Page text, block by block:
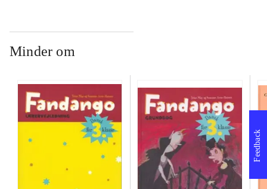
Minder om
Feedback